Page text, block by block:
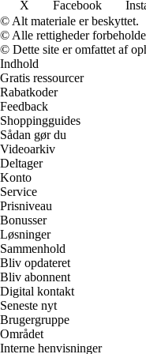
X Facebook
© Alt materiale er beskyttet.
© Alle rettigheder
© Dette site er omfattet af
Indhold
Gratis ressourcer
Rabatkoder
Feedback
Shoppingguides
Sådan gør du
Videoarkiv
Deltager
Konto
Service
Prisniveau
Bonusser
Løsninger
Sammenhold
Bliv opdateret
Bliv abonnent
Digital kontakt
Seneste nyt
Brugergruppe
Området
Interne henvisninger